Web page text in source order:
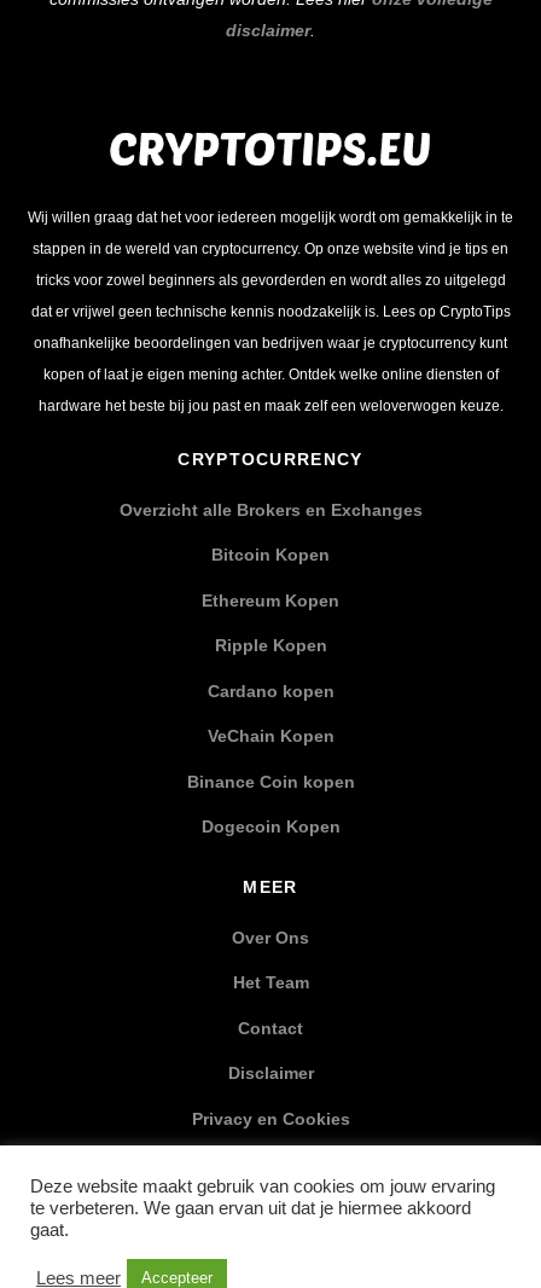
disclaimer.
Wij willen graag dat het voor iedereen mogelijk wordt om gemakkelijk in te
stappen in de wereld van cryptocurrency. Op onze website vind je tips en
tricks voor zowel beginners als gevorderden en wordt alles zo uitgelegd
dat er vrijwel geen technische kennis noodzakelijk is. Lees op CryptoTips
onafhankelijke beoordelingen van bedrijven waar je cryptocurrency kunt
kopen of laat je eigen mening achter. Ontdek welke online diensten of
hardware het beste bij jou past en maak zelf een weloverwogen keuze.
CRYPTOCURRENCY
Overzicht alle Brokers en Exchanges
Bitcoin Kopen
Ethereum Kopen
Ripple Kopen
Cardano kopen
VeChain Kopen
Binance Coin kopen
Dogecoin Kopen
MEER
Over Ons
Het Team
Contact
Disclaimer
Privacy en Cookies
SOCIAL MEDIA
Deze website maakt gebruik van cookies om jouw ervaring
te verbeteren. We gaan ervan uit dat je hiermee akkoord
gaat.
Lees meer Accepteer